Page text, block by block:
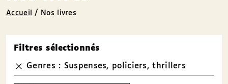
Accueil / Nos livres
Filtres sélectionnés
Genres : Suspenses, policiers, thrillers